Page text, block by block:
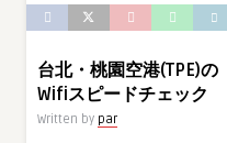
台北・桃園空港(TPE)の
Wifiスピードチェック
Written by par